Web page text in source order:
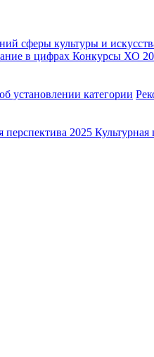
сферы культуры и
в цифрах Конкурсы ХО
установлении категории
перспектива 2025 Культурная